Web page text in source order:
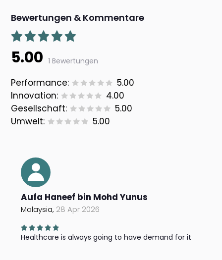
Bewertungen & Kommentare
5.00 1 Bewertungen
Performance:
5.00
Innovation:
4.00
Gesellschaft:
5.00
Umwelt:
5.00
Aufa Haneef bin Mohd Yunus
Malaysia, 28 Apr 2026
Healthcare is always going to have demand for it